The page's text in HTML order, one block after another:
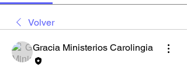
Volver
Gracia Ministerios Carolingia